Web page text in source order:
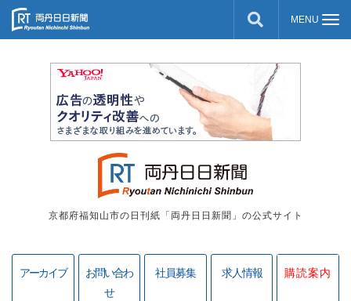
京都府福知山市の日刊紙「両丹日日新聞」の公式サイト
アーカイブ
お問い合わ
せ
社員募集 求人情報 購読案内